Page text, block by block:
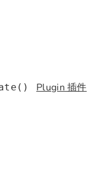
Plugin 插件